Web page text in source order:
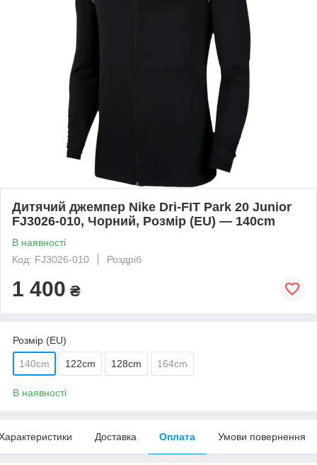
Дитячий джемпер Nike Dri-FIT Park 20 Junior
FJ3026-010, Чорний, Розмір (EU) — 140cm
В наявності
Код: FJ3026-010
Роздріб
1 400 ₴
Розмір (EU)
140cm 122cm 128cm 164cm
В наявності
Доставка Оплата Умови повернення